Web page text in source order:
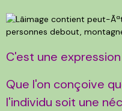
C'est une
Que l'on conçoive
l'individu soit une